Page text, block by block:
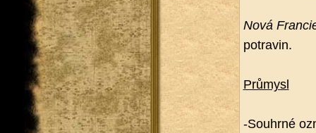
Nová
po­tra­vin.
Prů­my­sl
-Sou­hr­né